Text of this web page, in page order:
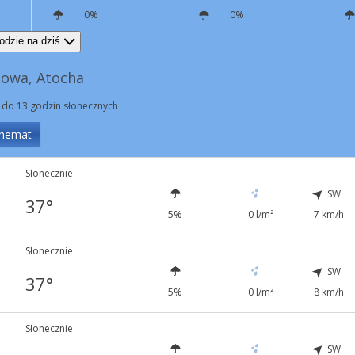
0% 0%
na dziś
Atocha
13 godzin słonecznych
Słonecznie
37° 5% 0 l/m²
SW
7 km/h
Słonecznie
37° 5% 0 l/m²
SW
8 km/h
Słonecznie
SW